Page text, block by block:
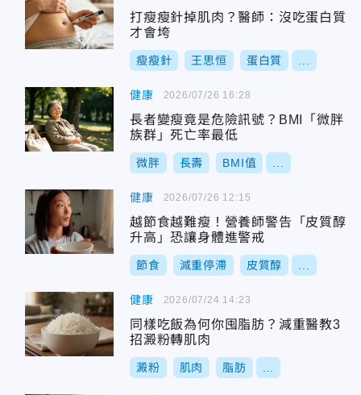
打瘦瘦針掉肌肉？醫師：沒吃蛋白質
才會垮
瘦瘦針 王思恒 蛋白質
健康
長者變瘦竟是危險訊號？BMI「微胖
族群」死亡率最低
微胖 長壽 BMI值
2026/07/26 16:28
健康
越節食越難瘦！營養師警告「皮質醇
升高」恐讓身體進警戒
節食 減重停滯 皮質醇
2026/07/26 12:15
健康
同樣吃飯為何你囤脂肪？減重醫教3
招澱粉轉肌肉
澱粉 肌肉 脂肪
2026/07/24 14:23